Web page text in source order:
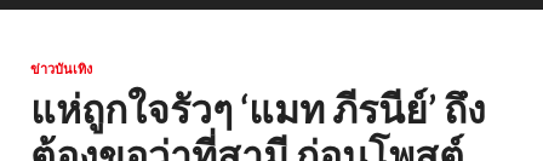
ข่าวบันเทิง
แห่ถูกใจรัวๆ ‘แมท ภีรนีย์’ ถึง